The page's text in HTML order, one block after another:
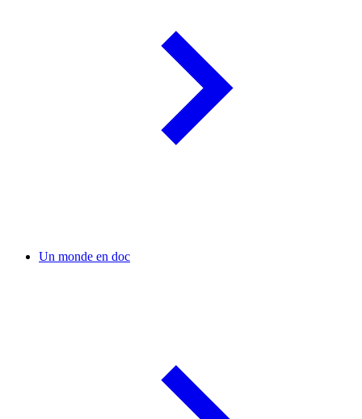
Un monde en doc